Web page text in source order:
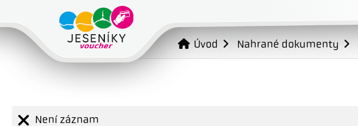
Úvod Nahrané dokumenty
Není záznam